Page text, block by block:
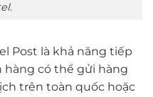
Post là khả năng tiếp
hàng có thể gửi hàng
trên toàn quốc hoặc